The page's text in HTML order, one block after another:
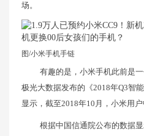
场。
图/小米手机手链
有趣的是，小米手机此前是
极光大数据发布的《2018年Q3智
显示，截至2018年10月，小米用户
根据中国信通院公布的数据